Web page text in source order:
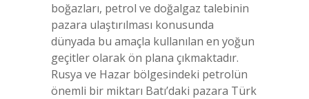
boğazları, petrol ve doğalgaz talebinin
pazara ulaştırılması konusunda
dünyada bu amaçla kullanılan en yoğun
geçitler olarak ön plana çıkmaktadır.
Rusya ve Hazar bölgesindeki petrolün
önemli bir miktarı Batı’daki pazara Türk